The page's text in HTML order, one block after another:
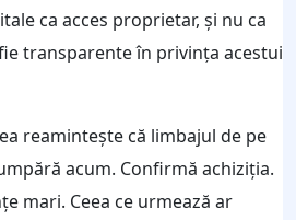
ca acces proprietar, și nu ca
transparente în privința acestui
reamintește că limbajul de pe
acum. Confirmă achiziția.
mari. Ceea ce urmează ar